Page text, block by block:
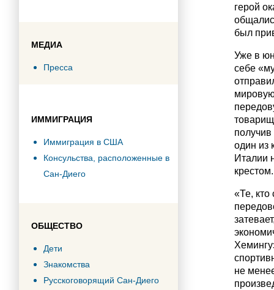
МЕДИА
Пресса
ИММИГРАЦИЯ
Иммиграция в США
Консульства, расположенные в
Сан-Диего
ОБЩЕСТВО
Дети
Знакомства
Русскоговорящий Сан-Диего
герой
был
Уже в
себе
один из
Италии
крестом.
«Те,
не